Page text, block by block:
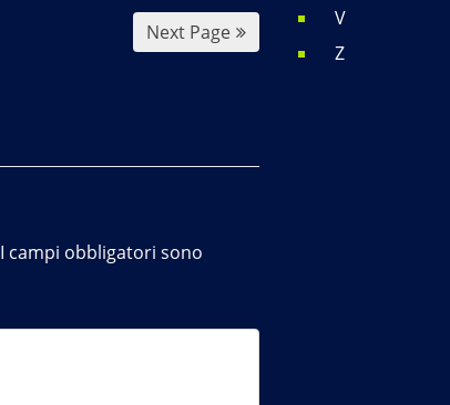
Next Page
I campi obbligatori sono
V
Z